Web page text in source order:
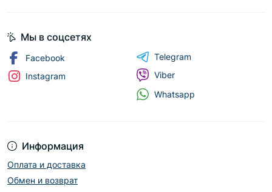
Информация
Оплата и доставка
Обмен и возврат
Мы в соцсетях
Facebook
Instagram
Telegram
Viber
Whatsapp